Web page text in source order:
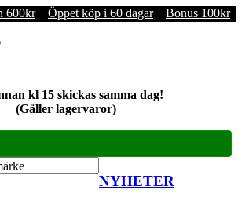
600kr Öppet köp i 60 dagar Bonus 100kr
kl 15 skickas samma dag!
(Gäller lagervaror)
NYHETER